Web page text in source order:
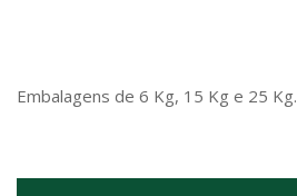
Embalagens de 6 Kg, 15 Kg e 25 Kg.